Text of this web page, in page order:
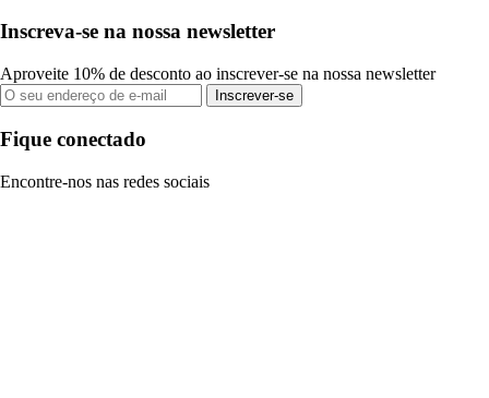
Inscreva-se na nossa newsletter
Aproveite 10% de desconto ao inscrever-se na nossa newsletter
Inscrever-se
Fique conectado
Encontre-nos nas redes sociais